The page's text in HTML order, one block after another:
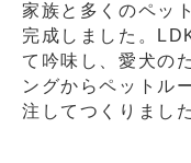
家族と多くのペッ
完成しました。
て吟味し、愛犬の
ングからペットル
注してつくりました